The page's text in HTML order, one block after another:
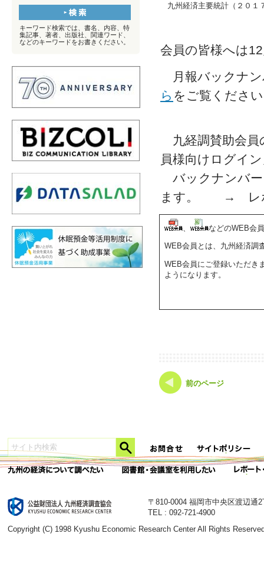
九州経済主要統計（２０１
会員の皆様へは
月報バックナ
ら をご覧くださ
九経調賛助会員
員様向けログイ
バックナンバー
ます。 → レ
、 などのWEB会
WEB会員とは、九州経済調
WEB会員にご登録いただき
ようになります。
前のページ
キーワード検索では、書名、内容、特
集記事、著者、出版社、関連ワード、
などのキーワードをお書きください。
〒810-0004 福岡市中央区渡辺通
TEL : 092-721-4900
Copyright (C) 1998 Kyushu Economic Research Center All Rights